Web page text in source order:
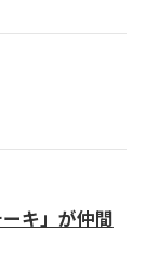
キ」が仲間